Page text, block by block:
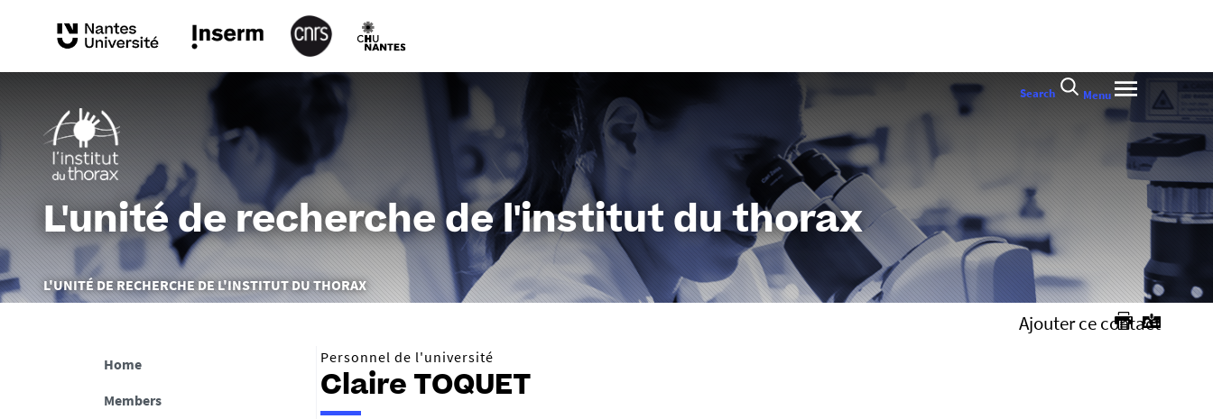
L'unité de recherche de l'institut du thorax
Vous
êtes
L'UNITÉ DE RECHERCHE DE L'INSTITUT DU THORAX
Search Menu
Home
Members
Ajouter ce contact
Personnel de l'université
Claire TOQUET